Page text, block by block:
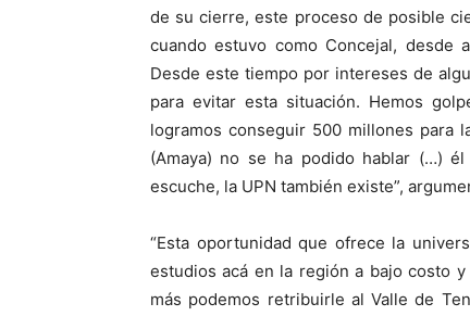
de su cierre, este proceso de posible
cuando estuvo como Concejal, desde
Desde este tiempo por intereses de
para evitar esta situación. Hemos
logramos conseguir 500 millones para
(Amaya) no se ha podido hablar (…)
escuche, la UPN también existe”,
“Esta oportunidad que ofrece la
estudios acá en la región a bajo costo
más podemos retribuirle al Valle de